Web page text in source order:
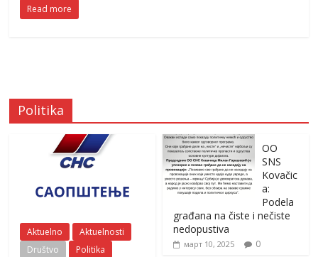
Read more
Politika
Aktuelno
Aktuelnosti
Društvo
Politika
OO
SNS
Kovačic
a:
Podela
građana na čiste i nečiste
nedopustiva
март 10, 2025 0